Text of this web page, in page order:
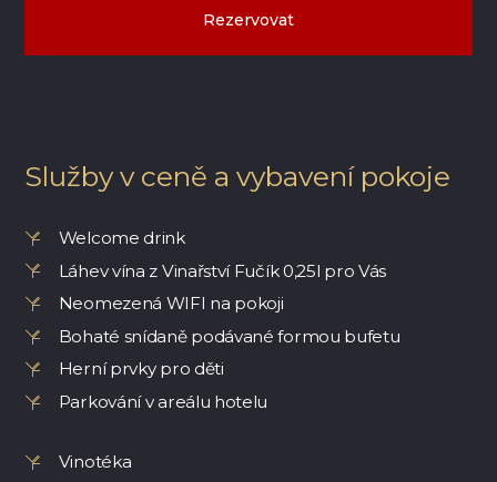
Rezervovat
Služby v ceně a vybavení pokoje
Welcome drink
Láhev vína z Vinařství Fučík 0,25l pro Vás
Neomezená WIFI na pokoji
Bohaté snídaně podávané formou bufetu
Herní prvky pro děti
Parkování v areálu hotelu
Vinotéka